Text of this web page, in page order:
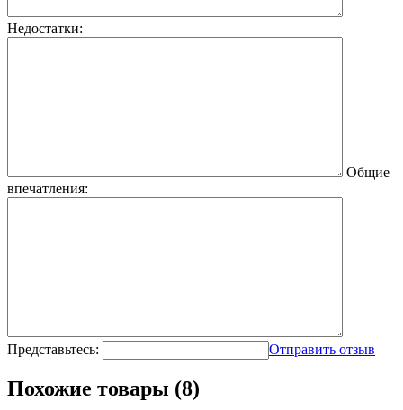
Недостатки:
Общие
впечатления:
Представьтесь: Отправить отзыв
Похожие товары (8)